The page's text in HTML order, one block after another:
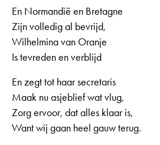
En Normandië en Bretagne
Zijn volledig al bevrijd,
Wilhelmina van Oranje
Is tevreden en verblijd
En zegt tot haar secretaris
Maak nu asjeblief wat vlug,
Zorg ervoor, dat alles klaar is,
Want wij gaan heel gauw terug.